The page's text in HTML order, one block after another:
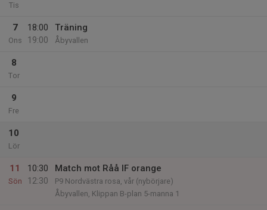
Tis
7
Ons
18:00
19:00
Träning
Åbyvallen
8
Tor
9
Fre
10
Lör
11
Sön
10:30
12:30
Match mot Råå IF orange
P9 Nordvästra rosa, vår (nybörjare)
Åbyvallen, Klippan B-plan 5-manna 1